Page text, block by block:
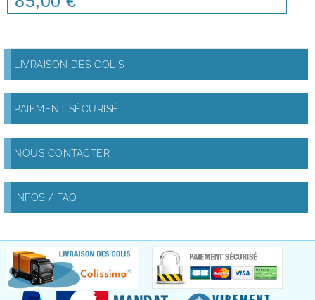
LIVRAISON DES COLIS
PAIEMENT SÉCURISÉ
NOUS CONTACTER
INFOS / FAQ